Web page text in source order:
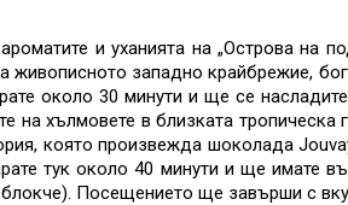
и уханията на „Острова на
живописното западно крайбрежие,
около 30 минути и ще се
на хълмовете в близката
която произвежда шоколада
тук около 40 минути и ще имате
Посещението ще завърши с